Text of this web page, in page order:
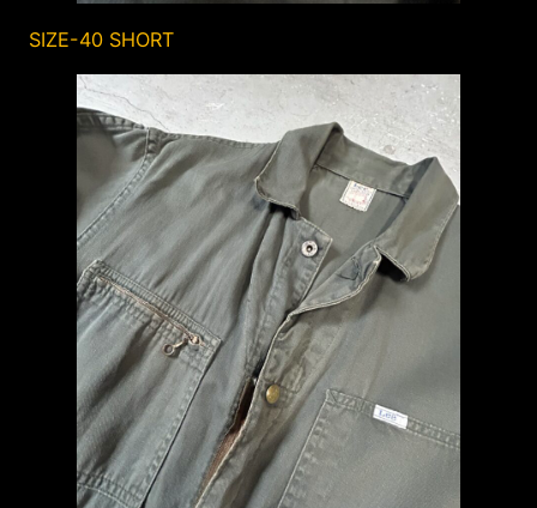
SIZE-40 SHORT